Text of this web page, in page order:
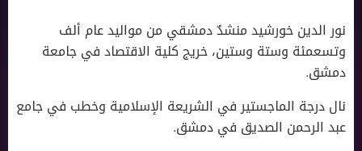
نور الدين خورشيد منشدٌ دمشقي من مواليد عام ألف
وتسعمئة وستة وستين، خريج كلية الاقتصاد في جامعة
دمشق.
نال درجة الماجستير في الشريعة الإسلامية وخطب في جامع
عبد الرحمن الصديق في دمشق.